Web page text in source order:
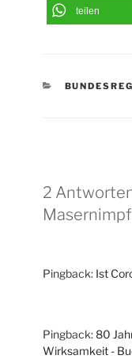
teilen
2
Pingback: Ist
Pingback:80
Wirksamkeit -